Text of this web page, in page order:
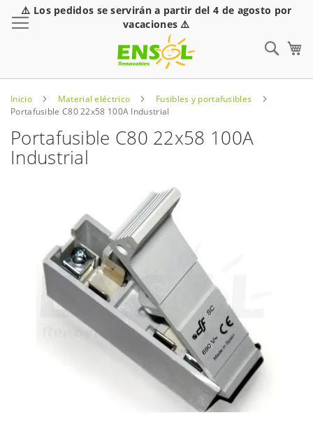
⚠️ Los pedidos se servirán a partir del 4 de agosto por
vacaciones ⚠️
Inicio Material eléctrico
Fusibles y portafusibles
Portafusible C80 22x58 100A Industrial
Portafusible C80 22x58 100A
Industrial
imágenes